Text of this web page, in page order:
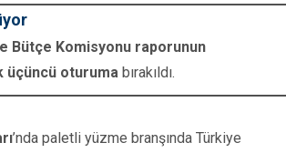
Bütçe Komisyonu raporunun
üçüncü oturuma bırakıldı.
’nda paletli yüzme branşında Türkiye